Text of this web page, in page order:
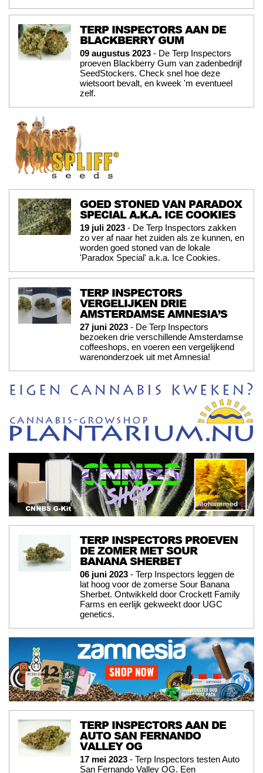
TERP INSPECTORS AAN DE
BLACKBERRY GUM
09 augustus 2023 - De Terp Inspectors
proeven Blackberry Gum van zadenbedrijf
SeedStockers. Check snel hoe deze
wietsoort bevalt, en kweek 'm eventueel
zelf.
GOED STONED VAN PARADOX
SPECIAL A.K.A. ICE COOKIES
19 juli 2023 - De Terp Inspectors zakken
zo ver af naar het zuiden als ze kunnen, en
worden goed stoned van de lokale
'Paradox Special' a.k.a. Ice Cookies.
TERP INSPECTORS
VERGELIJKEN DRIE
AMSTERDAMSE AMNESIA’S
27 juni 2023 - De Terp Inspectors
bezoeken drie verschillende Amsterdamse
coffeeshops, en voeren een vergelijkend
warenonderzoek uit met Amnesia!
TERP INSPECTORS PROEVEN
DE ZOMER MET SOUR
BANANA SHERBET
06 juni 2023 - Terp Inspectors leggen de
lat hoog voor de zomerse Sour Banana
Sherbet. Ontwikkeld door Crockett Family
Farms en eerlijk gekweekt door UGC
genetics.
TERP INSPECTORS AAN DE
AUTO SAN FERNANDO
VALLEY OG
17 mei 2023 - Terp Inspectors testen Auto
San Fernando Valley OG. Een